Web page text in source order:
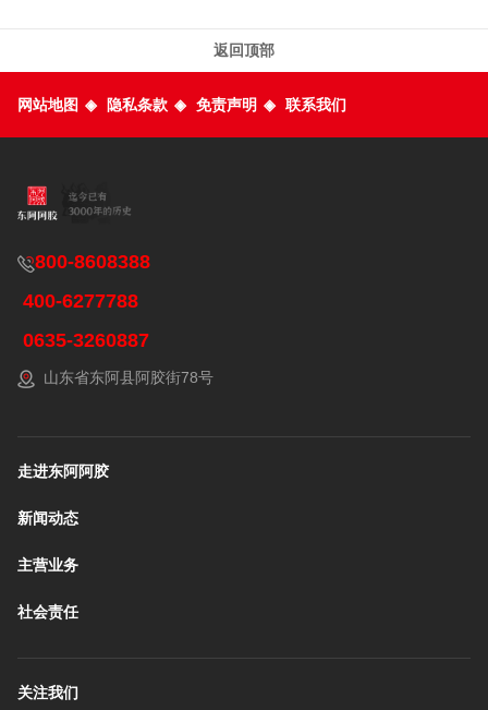
返回顶部
网站地图 ◈ 隐私条款 ◈ 免责声明 ◈ 联系我们
800-8608388
400-6277788
0635-3260887
山东省东阿县阿胶街78号
走进东阿阿胶
新闻动态
主营业务
社会责任
关注我们